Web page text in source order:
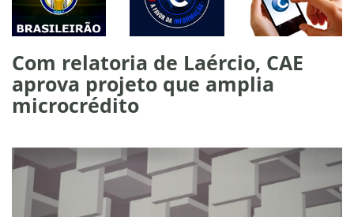
Com relatoria de Laércio, CAE
aprova projeto que amplia
microcrédito